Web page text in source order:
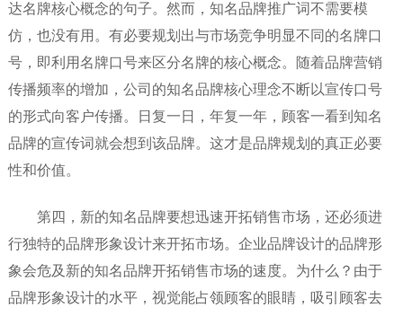
达名牌核心概念的句子。然而，知名品牌推广词不需要模
仿，也没有用。有必要规划出与市场竞争明显不同的名牌口
号，即利用名牌口号来区分名牌的核心概念。随着品牌营销
传播频率的增加，公司的知名品牌核心理念不断以宣传口号
的形式向客户传播。日复一日，年复一年，顾客一看到知名
品牌的宣传词就会想到该品牌。这才是品牌规划的真正必要
性和价值。
第四，新的知名品牌要想迅速开拓销售市场，还必须进
行独特的品牌形象设计来开拓市场。企业品牌设计的品牌形
象会危及新的知名品牌开拓销售市场的速度。为什么？由于
品牌形象设计的水平，视觉能占领顾客的眼睛，吸引顾客去